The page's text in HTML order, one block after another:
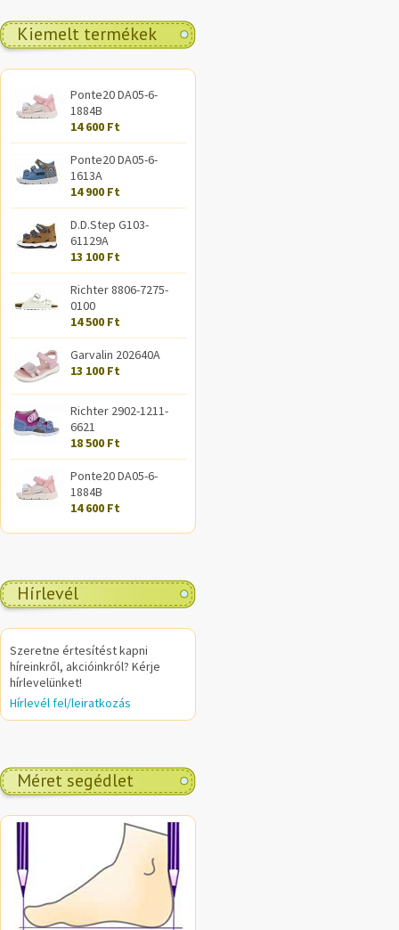
Kiemelt termékek
Ponte20 DA05-6-
1884B
14 600 Ft
Ponte20 DA05-6-
1613A
14 900 Ft
D.D.Step G103-
61129A
13 100 Ft
Richter 8806-7275-
0100
14 500 Ft
Garvalin 202640A
13 100 Ft
Richter 2902-1211-
6621
18 500 Ft
Ponte20 DA05-6-
1884B
14 600 Ft
Hírlevél
Szeretne értesítést kapni
híreinkről, akcióinkról? Kérje
hírlevelünket!
Hírlevél fel/leiratkozás
Méret segédlet